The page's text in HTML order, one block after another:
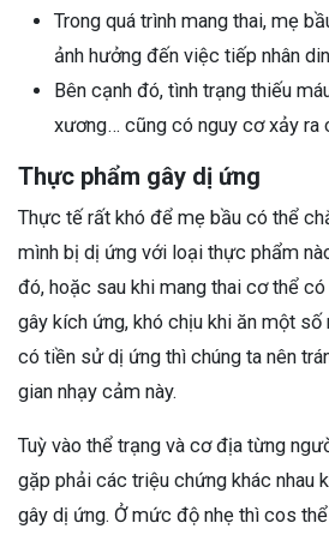
Trong quá trình mang thai, mẹ
ảnh hưởng đến việc tiếp nhân
Bên cạnh đó, tình trạng thiếu
xương… cũng có nguy cơ xảy ra
Thực phẩm gây dị ứng
Thực tế rất khó để mẹ bầu có thể
mình bị dị ứng với loại thực phẩm
đó, hoặc sau khi mang thai cơ thể
gây kích ứng, khó chịu khi ăn một số
có tiền sử dị ứng thì chúng ta nên
gian nhạy cảm này.
Tuỳ vào thể trạng và cơ địa từng
gặp phải các triệu chứng khác nhau
gây dị ứng. Ở mức độ nhẹ thì cos